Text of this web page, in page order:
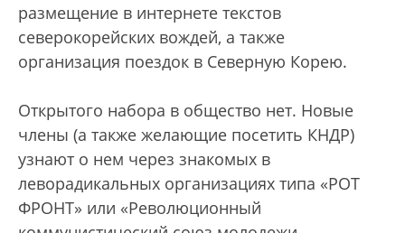
размещение в интернете текстов
северокорейских вождей, а также
организация поездок в Северную Корею.
Открытого набора в общество нет. Новые
члены (а также желающие посетить КНДР)
узнают о нем через знакомых в
леворадикальных организациях типа «РОТ
ФРОНТ» или «Революционный